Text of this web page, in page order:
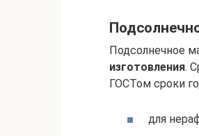
Подсолнечное
изготовления.
ГОСТом сроки
для